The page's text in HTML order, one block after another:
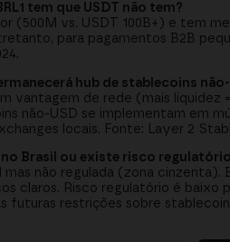
tem que USDT não tem?
(500M vs. USDT 100B+) e tem
para pagamentos B2B
hub de stablecoins
vantagem de rede (mais liquidez
não-USD se implementam em
locais. Fonte: Layer 2
no Brasil ou existe risco
mas não regulada (zona
claros. Risco regulatório é baixo
futuras restrições sobre